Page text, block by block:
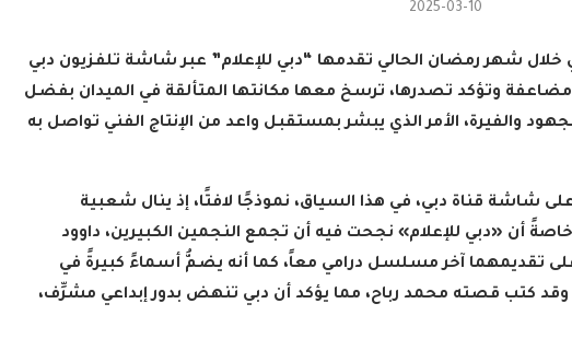
2025-03-10
خلال شهر رمضان الحالي تقدمها “دبي للإعلام” عبر شاشة تلفزيون دبي
وتؤكد تصدرها، ترسخ معها مكانتها المتألقة في الميدان بفضل
والفيرة، الأمر الذي يبشر بمستقبل واعد من الإنتاج الفني تواصل به
قناة دبي، في هذا السياق، نموذجًا لافتًا، إذ ينال شعبية
أن «دبي للإعلام» نجحت فيه أن تجمع النجمين الكبيرين، داوود
البلام بعد مرور 20 عاماً على تقديمهما آخر مسلسل درامي معاً، كما أنه يضمُّ أسماءً كبيرةً في
وقد كتب قصته محمد رباح، مما يؤكد أن دبي تنهض بدور إبداعي مشرِّف،